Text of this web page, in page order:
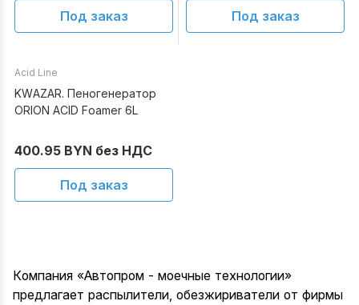
Под заказ Под заказ
Acid Line
KWAZAR. Пеногенератор
ORION ACID Foamer 6L
400.95 BYN без НДС
Под заказ
Компания «Автопром - моечные технологии»
предлагает распылители, обезжириватели от фирмы